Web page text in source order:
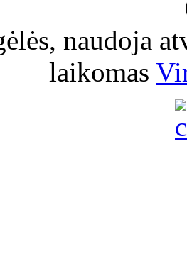
naudoja
laikomas